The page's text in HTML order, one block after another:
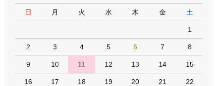
日 月 火 水 木 金 土
1
2 3 4 5 6 7 8
9 10 11 12 13 14 15
16 17 18 19 20 21 22